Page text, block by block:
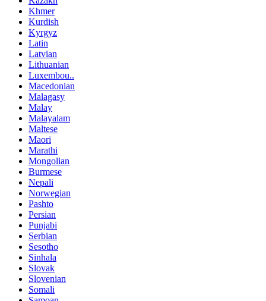
Khmer
Kurdish
Kyrgyz
Latin
Latvian
Lithuanian
Luxembou..
Macedonian
Malagasy
Malay
Malayalam
Maltese
Maori
Marathi
Mongolian
Burmese
Nepali
Norwegian
Pashto
Persian
Punjabi
Serbian
Sesotho
Sinhala
Slovak
Slovenian
Somali